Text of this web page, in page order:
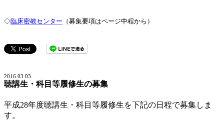
◇臨床密教センター （募集要項はページ中程から）
2016.03.03
聴講生・科目等履修生の募集
平成28年度聴講生・科目等履修生を下記の日程で募集しま
す。